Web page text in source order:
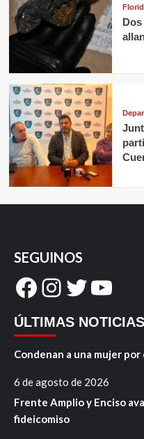
SEGUINOS
Facebook
Instagram
Twitter
ÚLTIMAS NOTICIAS
Condenan a una mujer
6 de agosto de 2026
Frente Amplio y Enciso
fideicomiso